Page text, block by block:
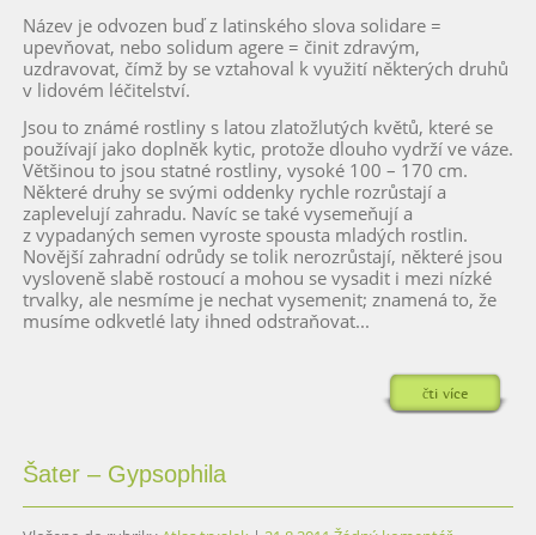
Název je odvozen buď z latinského slova solidare =
upevňovat, nebo solidum agere = činit zdravým,
uzdravovat, čímž by se vztahoval k využití některých druhů
v lidovém léčitelství.
Jsou to známé rostliny s latou zlatožlutých květů, které se
používají jako doplněk kytic, protože dlouho vydrží ve váze.
Většinou to jsou statné rostliny, vysoké 100 – 170 cm.
Některé druhy se svými oddenky rychle rozrůstají a
zaplevelují zahradu. Navíc se také vysemeňují a
z vypadaných semen vyroste spousta mladých rostlin.
Novější zahradní odrůdy se tolik nerozrůstají, některé jsou
vysloveně slabě rostoucí a mohou se vysadit i mezi nízké
trvalky, ale nesmíme je nechat vysemenit; znamená to, že
musíme odkvetlé laty ihned odstraňovat...
čti více
Šater – Gypsophila